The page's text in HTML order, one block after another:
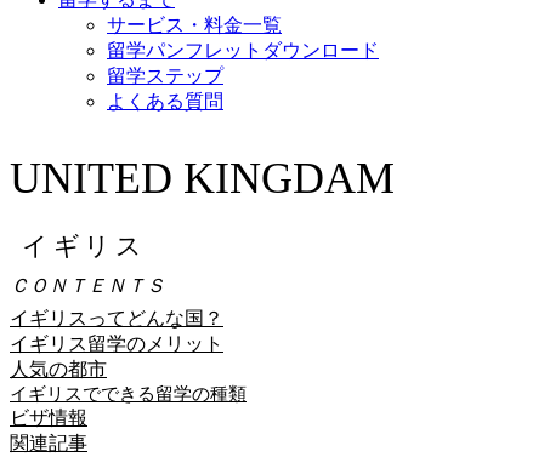
サービス・料金一覧
留学パンフレットダウンロード
留学ステップ
よくある質問
UNITED KINGDAM
イギリス
ＣＯＮＴＥＮＴＳ
イギリスってどんな国？
イギリス留学のメリット
人気の都市
イギリスでできる留学の種類
ビザ情報
関連記事